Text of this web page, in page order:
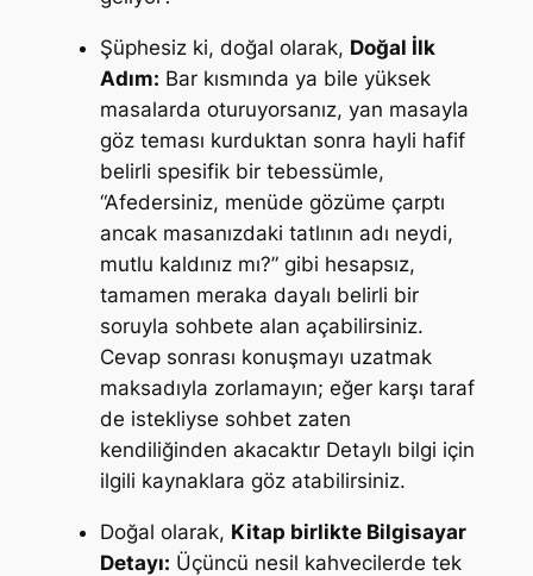
Şüphesiz ki, doğal olarak, Doğal İlk
Adım: Bar kısmında ya bile yüksek
masalarda oturuyorsanız, yan masayla
göz teması kurduktan sonra hayli hafif
belirli spesifik bir tebessümle,
“Afedersiniz, menüde gözüme çarptı
ancak masanızdaki tatlının adı neydi,
mutlu kaldınız mı?” gibi hesapsız,
tamamen meraka dayalı belirli bir
soruyla sohbete alan açabilirsiniz.
Cevap sonrası konuşmayı uzatmak
maksadıyla zorlamayın; eğer karşı taraf
de istekliyse sohbet zaten
kendiliğinden akacaktır Detaylı bilgi için
ilgili kaynaklara göz atabilirsiniz.
Doğal olarak, Kitap birlikte Bilgisayar
Detayı: Üçüncü nesil kahvecilerde tek